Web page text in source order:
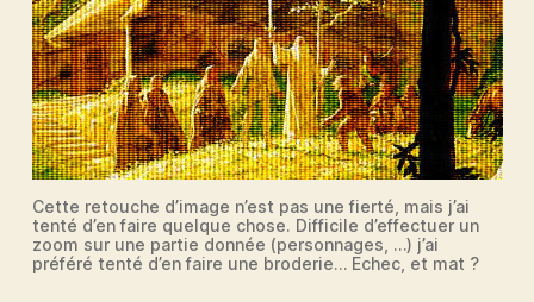
Cette retouche d’image n’est pas une fierté, mais j’ai
tenté d’en faire quelque chose. Difficile d’effectuer un
zoom sur une partie donnée (personnages, …) j’ai
préféré tenté d’en faire une broderie… Echec, et mat ?